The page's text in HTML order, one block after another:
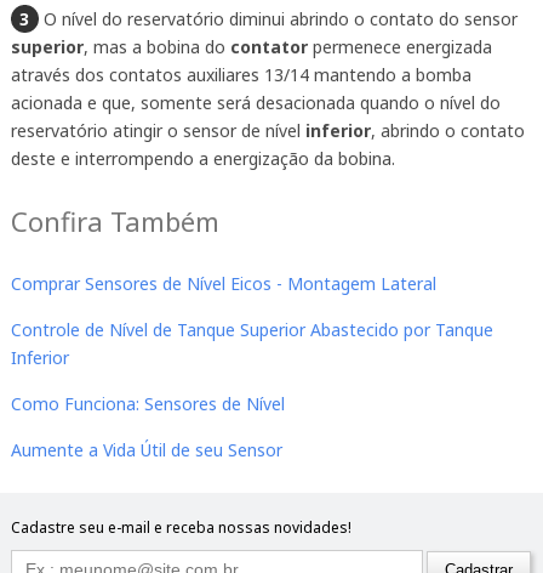
3 O nível do reservatório diminui abrindo o contato do sensor
superior, mas a bobina do contatorpermenece energizada
através dos contatos auxiliares 13/14 mantendo a bomba
acionada e que, somente será desacionada quando o nível do
reservatório atingir o sensor de nível inferior, abrindo o contato
deste e interrompendo a energização da bobina.
Confira Também
Comprar Sensores de Nível Eicos - Montagem Lateral
Controle de Nível de Tanque Superior Abastecido por Tanque
Inferior
Como Funciona: Sensores de Nível
Aumente a Vida Útil de seu Sensor
Cadastre seu e-mail e receba nossas novidades!